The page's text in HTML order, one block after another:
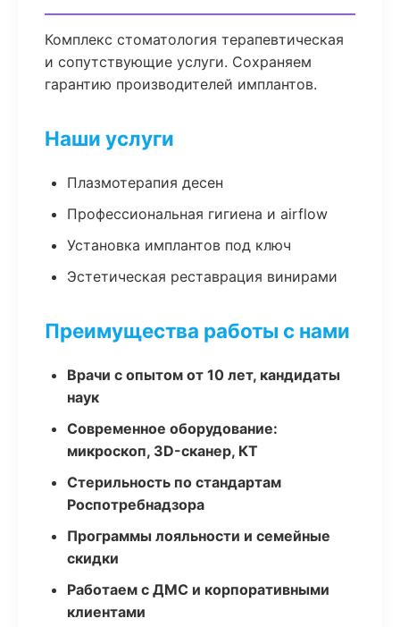
Комплекс стоматология терапевтическая
и сопутствующие услуги. Сохраняем
гарантию производителей имплантов.
Наши услуги
Плазмотерапия десен
Профессиональная гигиена и airflow
Установка имплантов под ключ
Эстетическая реставрация винирами
Преимущества работы с нами
Врачи с опытом от 10 лет, кандидаты
наук
Современное оборудование:
микроскоп, 3D-сканер, КТ
Стерильность по стандартам
Роспотребнадзора
Программы лояльности и семейные
скидки
Работаем с ДМС и корпоративными
клиентами